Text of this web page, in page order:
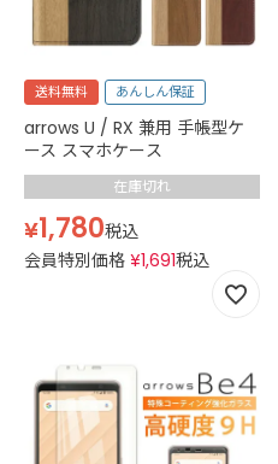
送料無料 あんしん保証
arrows U / RX 兼用 手帳型ケ
ース スマホケース
在庫切れ
¥1,780税込
会員特別価格 ¥1,691税込